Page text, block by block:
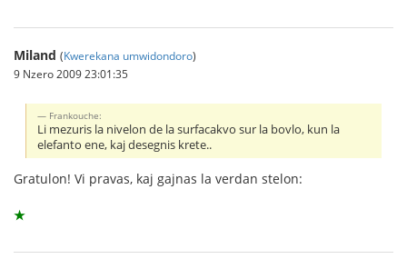
Miland (Kwerekana umwidondoro)
9 Nzero 2009 23:01:35
Frankouche:
Li mezuris la nivelon de la surfacakvo sur la bovlo, kun la
elefanto ene, kaj desegnis krete..
Gratulon! Vi pravas, kaj gajnas la verdan stelon:
★